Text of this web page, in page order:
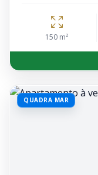
150 m²
QUADRA MAR